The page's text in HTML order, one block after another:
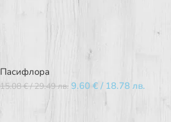
Пасифлора
15.08€/ 29.49 лв. 9.60 € / 18.78 лв.